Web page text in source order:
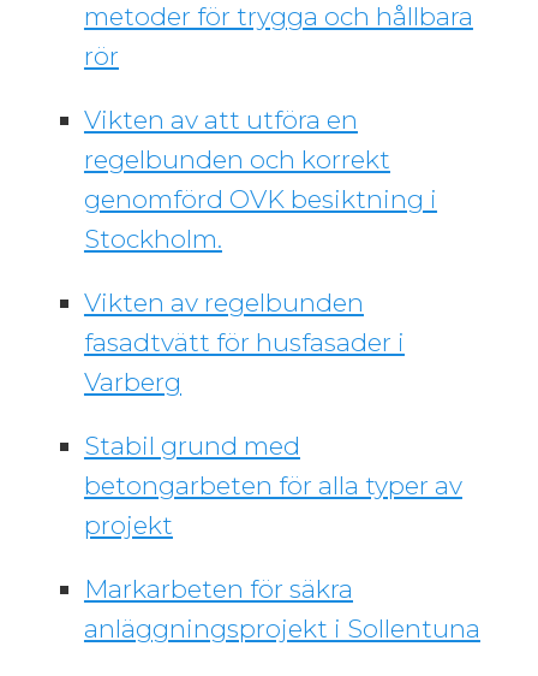
metoder för trygga och hållbara
rör
Vikten av att utföra en
regelbunden och korrekt
genomförd OVK besiktning i
Stockholm.
Vikten av regelbunden
fasadtvätt för husfasader i
Varberg
Stabil grund med
betongarbeten för alla typer av
projekt
Markarbeten för säkra
anläggningsprojekt i Sollentuna